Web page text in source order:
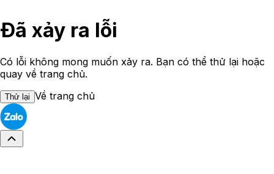
Đã xảy ra lỗi
Có lỗi không mong muốn xảy ra. Bạn có thể thử lại hoặc
quay về trang chủ.
Thử lại Về trang chủ